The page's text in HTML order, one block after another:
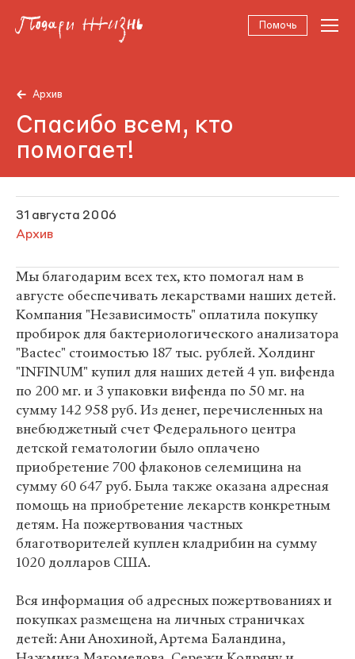
Помочь
Архив
Спасибо всем, кто
помогает!
31 августа 2006
Архив
Мы благодарим всех тех, кто помогал нам в
августе обеспечивать лекарствами наших детей.
Компания "Независимость" оплатила покупку
пробирок для бактериологического анализатора
"Bactec" стоимостью 187 тыс. рублей. Холдинг
"INFINUM" купил для наших детей 4 уп. вифенда
по 200 мг. и 3 упаковки вифенда по 50 мг. на
сумму 142 958 руб. Из денег, перечисленных на
внебюджетный счет Федерального центра
детской гематологии было оплачено
приобретение 700 флаконов селемицина на
сумму 60 647 руб. Была также оказана адресная
помощь на приобретение лекарств конкретным
детям. На пожертвования частных
благотворителей куплен кладрибин на сумму
1020 долларов США.
Вся информация об адресных пожертвованиях и
покупках размещена на личных страничках
детей: Ани Анохиной, Артема Баландина,